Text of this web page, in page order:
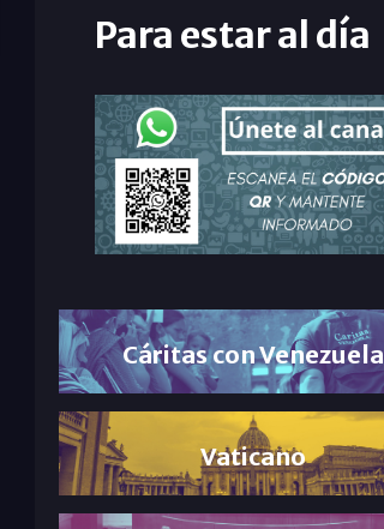
Para estar al día
Cáritas con Venezuela
Vaticano